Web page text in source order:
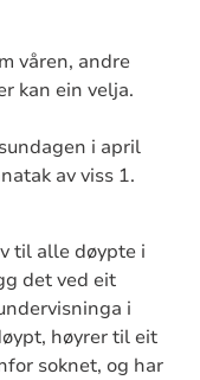
våren, andre
kan ein velja.
i april
av viss 1.
til alle døypte i
det ved eit
i
høyrer til eit
soknet, og har